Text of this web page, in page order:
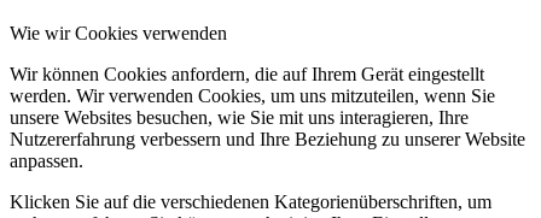
Wie wir Cookies verwenden
Wir können Cookies anfordern, die auf Ihrem Gerät eingestellt
werden. Wir verwenden Cookies, um uns mitzuteilen, wenn Sie
unsere Websites besuchen, wie Sie mit uns interagieren, Ihre
Nutzererfahrung verbessern und Ihre Beziehung zu unserer Website
anpassen.
Klicken Sie auf die verschiedenen Kategorienüberschriften, um